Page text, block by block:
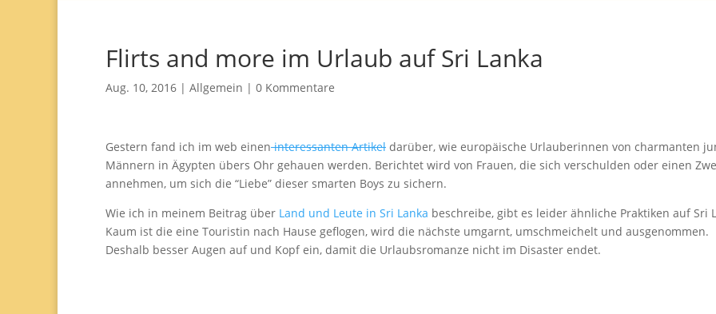
Flirts and more im Urlaub auf Sri Lanka
Aug. 10, 2016 | Allgemein | 0 Kommentare
Gestern fand ich im web eineninteressanten Artikel darüber, wie europäische Urlauberinnen von charmanten
Männern in Ägypten übers Ohr gehauen werden. Berichtet wird von Frauen, die sich verschulden oder einen
annehmen, um sich die “Liebe” dieser smarten Boys zu sichern.
Wie ich in meinem Beitrag über Land und Leute in Sri Lanka beschreibe, gibt es leider ähnliche Praktiken auf Sri
Kaum ist die eine Touristin nach Hause geflogen, wird die nächste umgarnt, umschmeichelt und ausgenommen.
Deshalb besser Augen auf und Kopf ein, damit die Urlaubsromanze nicht im Disaster endet.